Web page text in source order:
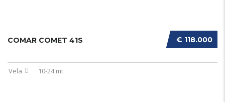
€ 118.000
COMAR COMET 41S
Vela 10-24 mt